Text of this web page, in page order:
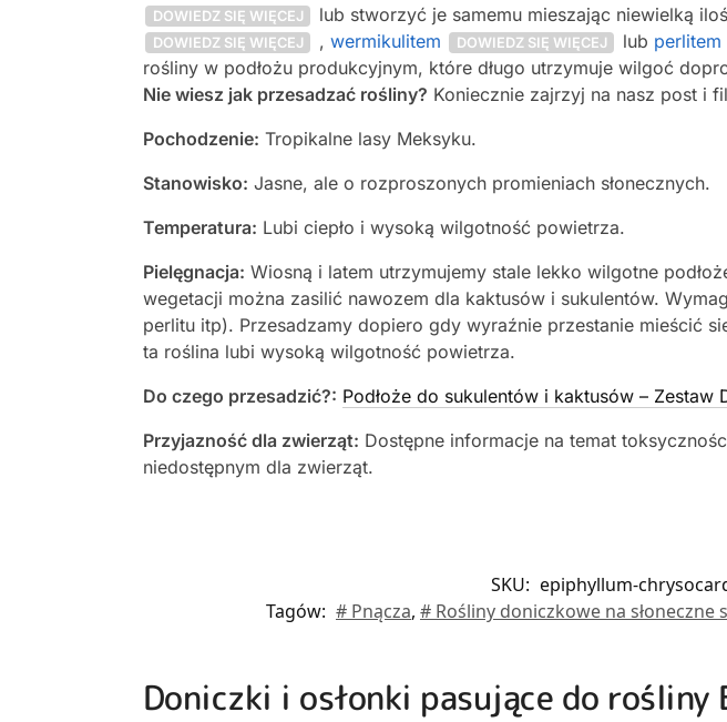
DOWIEDZ SIĘ WIĘCEJ lub stworzyć je samemu mieszając niewielką
DOWIEDZ SIĘ WIĘCEJ , wermikulitem DOWIEDZ SIĘ WIĘCEJ lub perlitem
rośliny w podłożu produkcyjnym, które długo utrzymuje wilgoć
Nie wiesz jak przesadzać rośliny? Koniecznie zajrzyj na nasz post i
Pochodzenie: Tropikalne lasy Meksyku.
Stanowisko: Jasne, ale o rozproszonych promieniach słonecznych.
Temperatura: Lubi ciepło i wysoką wilgotność powietrza.
Pielęgnacja: Wiosną i latem utrzymujemy stale lekko wilgotne
wegetacji można zasilić nawozem dla kaktusów i sukulentów.
perlitu itp). Przesadzamy dopiero gdy wyraźnie przestanie mieścić
ta roślina lubi wysoką wilgotność powietrza.
Do czego przesadzić?: Podłoże do sukulentów i kaktusów – Zestaw
Przyjazność dla zwierząt: Dostępne informacje na temat
niedostępnym dla zwierząt.
SKU: epiphyllum-
Tagów: # Pnącza, # Rośliny doniczkowe na słoneczne
Doniczki i osłonki pasujące do